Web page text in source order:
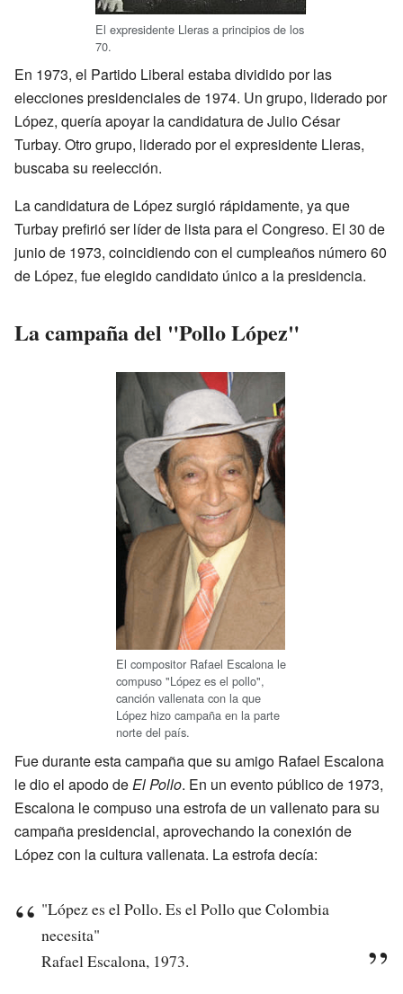
El expresidente Lleras a principios de los
70.
En 1973, el Partido Liberal estaba dividido por las
elecciones presidenciales de 1974. Un grupo, liderado por
López, quería apoyar la candidatura de Julio César
Turbay. Otro grupo, liderado por el expresidente Lleras,
buscaba su reelección.
La candidatura de López surgió rápidamente, ya que
Turbay prefirió ser líder de lista para el Congreso. El 30 de
junio de 1973, coincidiendo con el cumpleaños número 60
de López, fue elegido candidato único a la presidencia.
La campaña del "Pollo López"
El compositor Rafael Escalona le
compuso "López es el pollo",
canción vallenata con la que
López hizo campaña en la parte
norte del país.
Fue durante esta campaña que su amigo Rafael Escalona
le dio el apodo deEl Pollo. En un evento público de 1973,
Escalona le compuso una estrofa de un vallenato para su
campaña presidencial, aprovechando la conexión de
López con la cultura vallenata. La estrofa decía:
"López es el Pollo. Es el Pollo que Colombia
necesita"
Rafael Escalona, 1973.